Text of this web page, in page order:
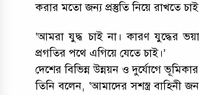
করার মতো জন্য প্রস্তুতি নিয়ে রাখতে
‘আমরা যুদ্ধ চাই না। কারণ যুদ্ধের
প্রগতির পথে এগিয়ে যেতে চাই।’
দেশের বিভিন্ন উন্নয়ন ও দুর্যোগে
তিনি বলেন, ‘আমাদের সশস্ত্র বাহিনী